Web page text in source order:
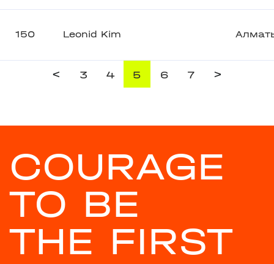
150 Leonid Kim
< 3 4 5 6 7 >
COURAGE
TO BE
THE FIRST